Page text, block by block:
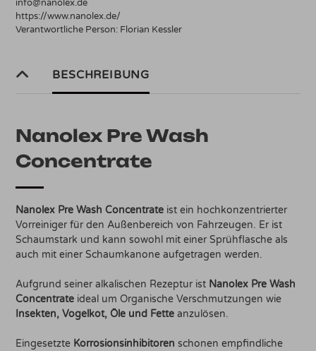
info@nanolex.de
https://www.nanolex.de/
Verantwortliche Person: Florian Kessler
BESCHREIBUNG
Nanolex Pre Wash
Concentrate
Nanolex Pre Wash Concentrate ist ein hochkonzentrierter
Vorreiniger für den Außenbereich von Fahrzeugen. Er ist
Schaumstark und kann sowohl mit einer Sprühflasche als
auch mit einer Schaumkanone aufgetragen werden.
Aufgrund seiner alkalischen Rezeptur ist Nanolex Pre Wash
Concentrate ideal um Organische Verschmutzungen wie
Insekten, Vogelkot, Öle und Fette anzulösen.
Eingesetzte Korrosionsinhibitoren schonen empfindliche